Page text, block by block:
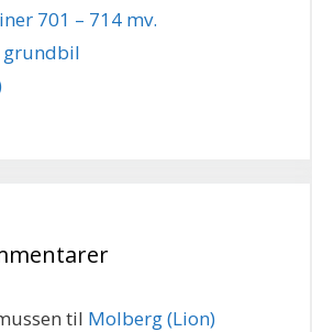
701 – 714 mv.
grundbil
til Molberg (Lion)